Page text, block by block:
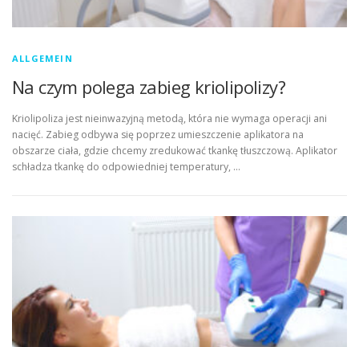
ALLGEMEIN
Na czym polega zabieg kriolipolizy?
Kriolipoliza jest nieinwazyjną metodą, która nie wymaga operacji ani
nacięć. Zabieg odbywa się poprzez umieszczenie aplikatora na
obszarze ciała, gdzie chcemy zredukować tkankę tłuszczową. Aplikator
schładza tkankę do odpowiedniej temperatury, …